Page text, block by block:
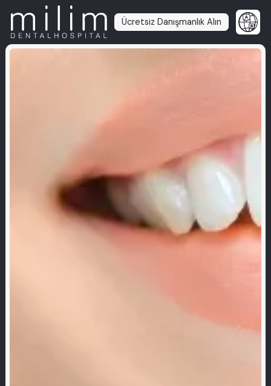
Ücretsiz Danışmanlık Alın